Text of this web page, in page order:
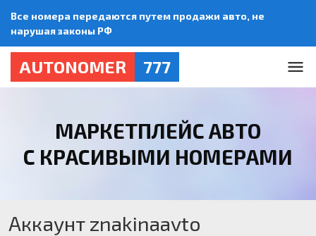
Все номера передаются путем продажи авто, не
нарушая законы РФ
AUTONOMER 777
МАРКЕТПЛЕЙС АВТО
С КРАСИВЫМИ НОМЕРАМИ
Аккаунт znakinaavto